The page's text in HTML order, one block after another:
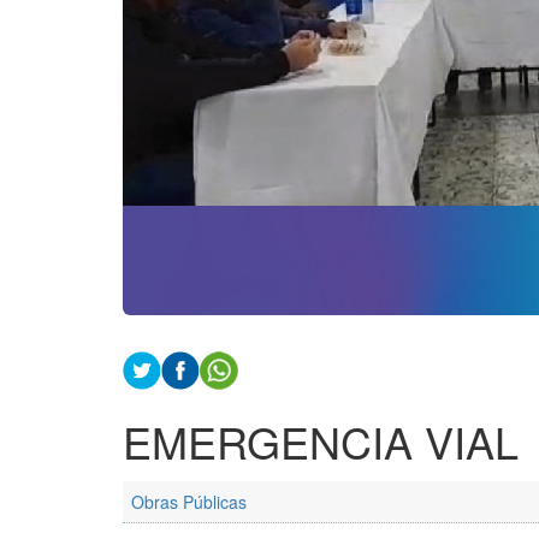
EMERGENCIA VIAL
Obras Públicas